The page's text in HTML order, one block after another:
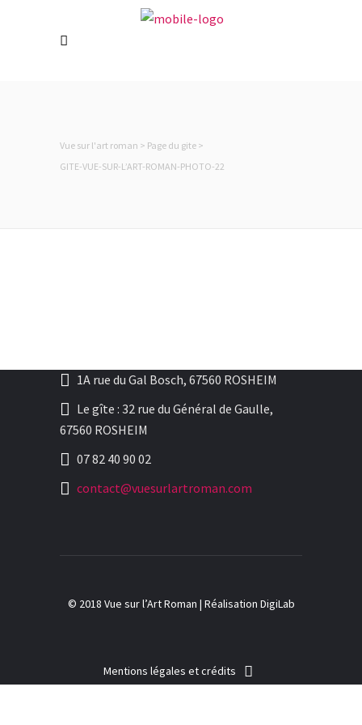
Vue sur l'art roman > Page du gite >
GITE-VUE-SUR-L’ART-ROMAN-PHOTO-22
Holiday cottage in Rosheim near
Strasbourg. Located on the “Route
Langues
1A rue du Gal Bosch, 67560 ROSHEIM
Le gîte : 32 rue du Général de Gaulle,
67560 ROSHEIM
07 82 40 90 02
contact@vuesurlartroman.com
© 2018 Vue sur l’Art Roman | Réalisation DigiLab
Mentions légales et crédits